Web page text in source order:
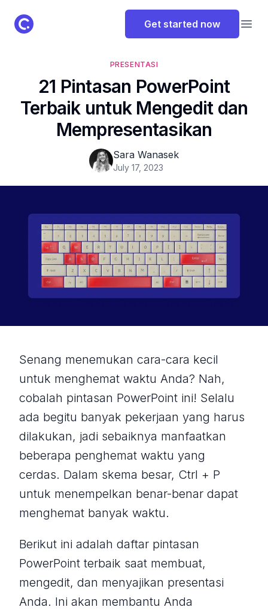
ClassPoint Logo Get started now
PRESENTASI
21 Pintasan PowerPoint
Terbaik untuk Mengedit dan
Mempresentasikan
Sara Wanasek
July 17, 2023
Senang menemukan cara-cara kecil
untuk menghemat waktu Anda? Nah,
cobalah pintasan PowerPoint ini! Selalu
ada begitu banyak pekerjaan yang harus
dilakukan, jadi sebaiknya manfaatkan
beberapa penghemat waktu yang
cerdas. Dalam skema besar, Ctrl + P
untuk menempelkan benar-benar dapat
menghemat banyak waktu.
Berikut ini adalah daftar pintasan
PowerPoint terbaik saat membuat,
mengedit, dan menyajikan presentasi
Anda. Ini akan membantu Anda